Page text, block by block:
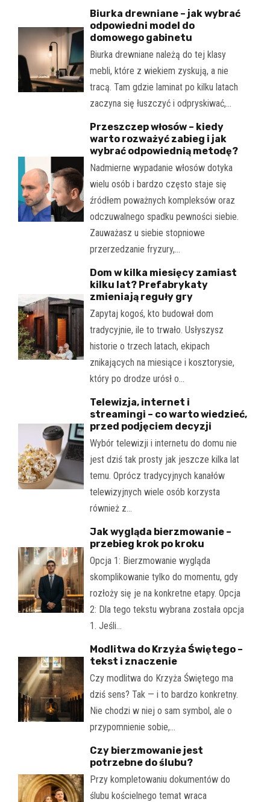
Biurka drewniane – jak wybrać
odpowiedni model do
domowego gabinetu
Biurka drewniane należą do tej klasy
mebli, które z wiekiem zyskują, a nie
tracą. Tam gdzie laminat po kilku latach
zaczyna się łuszczyć i odpryskiwać,…
Przeszczep włosów – kiedy
warto rozważyć zabieg i jak
wybrać odpowiednią metodę?
Nadmierne wypadanie włosów dotyka
wielu osób i bardzo często staje się
źródłem poważnych kompleksów oraz
odczuwalnego spadku pewności siebie.
Zauważasz u siebie stopniowe
przerzedzanie fryzury,…
Dom w kilka miesięcy zamiast
kilku lat? Prefabrykaty
zmieniają reguły gry
Zapytaj kogoś, kto budował dom
tradycyjnie, ile to trwało. Usłyszysz
historie o trzech latach, ekipach
znikających na miesiące i kosztorysie,
który po drodze urósł o…
Telewizja, internet i
streamingi – co warto wiedzieć,
przed podjęciem decyzji
Wybór telewizji i internetu do domu nie
jest dziś tak prosty jak jeszcze kilka lat
temu. Oprócz tradycyjnych kanałów
telewizyjnych wiele osób korzysta
również z…
Jak wygląda bierzmowanie –
przebieg krok po kroku
Opcja 1: Bierzmowanie wygląda
skomplikowanie tylko do momentu, gdy
rozłoży się je na konkretne etapy. Opcja
2: Dla tego tekstu wybrana została opcja
1. Jeśli…
Modlitwa do Krzyża Świętego –
tekst i znaczenie
Czy modlitwa do Krzyża Świętego ma
dziś sens? Tak — i to bardzo konkretny.
Nie chodzi w niej o sam symbol, ale o
przypomnienie sobie,…
Czy bierzmowanie jest
potrzebne do ślubu?
Przy kompletowaniu dokumentów do
ślubu kościelnego temat wraca